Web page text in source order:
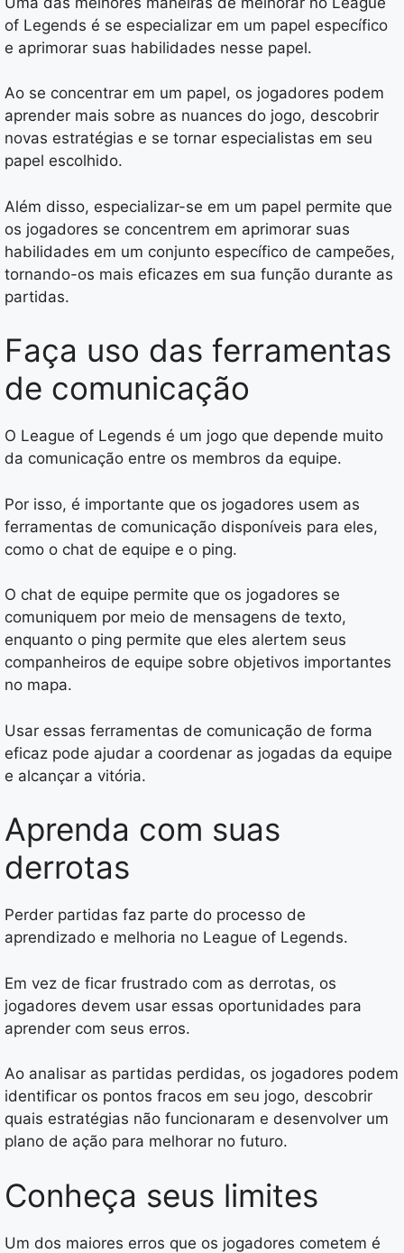
of Legends é se especializar em um papel específico
e aprimorar suas habilidades nesse papel.
Ao se concentrar em um papel, os jogadores podem
aprender mais sobre as nuances do jogo, descobrir
novas estratégias e se tornar especialistas em seu
papel escolhido.
Além disso, especializar-se em um papel permite que
os jogadores se concentrem em aprimorar suas
habilidades em um conjunto específico de campeões,
tornando-os mais eficazes em sua função durante as
partidas.
Faça uso das ferramentas
de comunicação
O League of Legends é um jogo que depende muito
da comunicação entre os membros da equipe.
Por isso, é importante que os jogadores usem as
ferramentas de comunicação disponíveis para eles,
como o chat de equipe e o ping.
O chat de equipe permite que os jogadores se
comuniquem por meio de mensagens de texto,
enquanto o ping permite que eles alertem seus
companheiros de equipe sobre objetivos importantes
no mapa.
Usar essas ferramentas de comunicação de forma
eficaz pode ajudar a coordenar as jogadas da equipe
e alcançar a vitória.
Aprenda com suas
derrotas
Perder partidas faz parte do processo de
aprendizado e melhoria no League of Legends.
Em vez de ficar frustrado com as derrotas, os
jogadores devem usar essas oportunidades para
aprender com seus erros.
Ao analisar as partidas perdidas, os jogadores podem
identificar os pontos fracos em seu jogo, descobrir
quais estratégias não funcionaram e desenvolver um
plano de ação para melhorar no futuro.
Conheça seus limites
Um dos maiores erros que os jogadores cometem é